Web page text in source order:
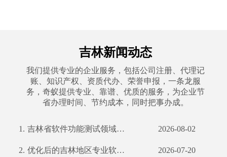
吉林新闻动态
我们提供专业的企业服务，包括公司注册、代理记
账、知识产权、资质代办、荣誉申报，一条龙服
务，奇蚁提供专业、靠谱、优质的服务，为企业节
省办理时间、节约成本，同时把事办成。
1. 吉林省软件功能测试领域的行业标杆——我们的实力与成就 2026-08-02
2. 优化后的吉林地区专业软件性能测试服务 —— 为您提供全面解决方案 2026-07-20